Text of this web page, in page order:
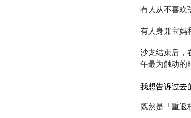
有人从不喜欢
有人身兼宝妈
沙龙结束后，
午最为触动的
我想告诉过去
既然是「重返